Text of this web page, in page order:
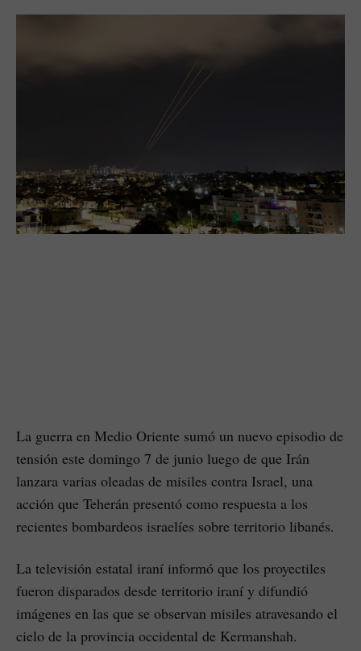
La guerra en Medio Oriente sumó un nuevo episodio de
tensión este domingo 7 de junio luego de que Irán
lanzara varias oleadas de misiles contra Israel, una
acción que Teherán presentó como respuesta a los
recientes bombardeos israelíes sobre territorio libanés.
La televisión estatal iraní informó que los proyectiles
fueron disparados desde territorio iraní y difundió
imágenes en las que se observan misiles atravesando el
cielo de la provincia occidental de Kermanshah.